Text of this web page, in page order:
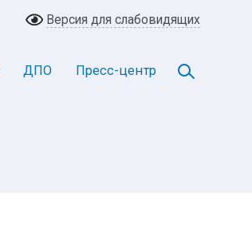
Версия для слабовидящих
ДПО Пресс-центр